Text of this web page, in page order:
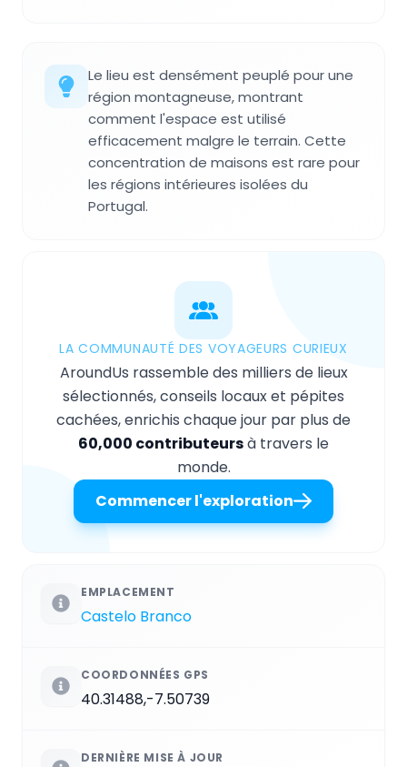
Le lieu est densément peuplé pour une
région montagneuse, montrant
comment l'espace est utilisé
efficacement malgre le terrain. Cette
concentration de maisons est rare pour
les régions intérieures isolées du
Portugal.
LA COMMUNAUTÉ DES VOYAGEURS CURIEUX
AroundUs rassemble des milliers de lieux
sélectionnés, conseils locaux et pépites
cachées, enrichis chaque jour par plus de
60,000 contributeursà travers le
monde.
Commencer l'exploration
EMPLACEMENT
Castelo Branco
COORDONNÉES GPS
40.31488,-7.50739
DERNIÈRE MISE À JOUR